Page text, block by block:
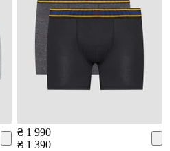
₴ 1 990
₴ 1 390